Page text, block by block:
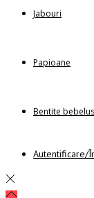
Jabouri
Papioane
Bentite
Autentificare/